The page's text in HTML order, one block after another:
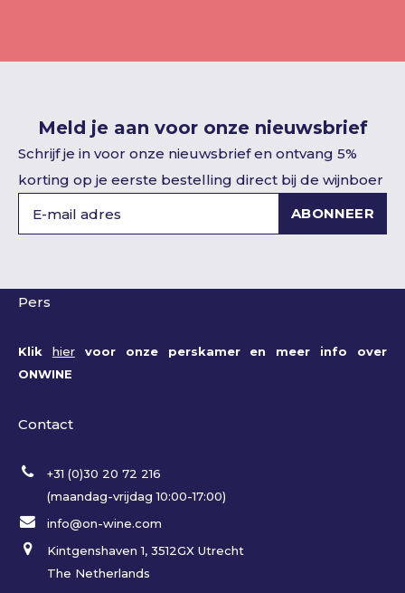
Meld je aan voor onze nieuwsbrief
Schrijf je in voor onze nieuwsbrief en ontvang 5%
korting op je eerste bestelling direct bij de wijnboer
ABONNEER
Pers
Klik hiervoor onze perskamer en meer info over
ONWINE
Contact
+31 (0)30 20 72 216
(maandag-vrijdag 10:00-17:00)
info@on-wine.com
Kintgenshaven 1, 3512GX Utrecht
The Netherlands